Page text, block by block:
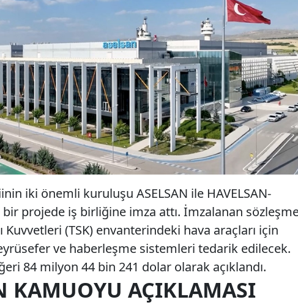
iki önemli kuruluşu ASELSAN ile HAVELSAN-
bir projede iş birliğine imza attı. İmzalanan
Kuvvetleri (TSK) envanterindeki hava araçları için
ve haberleşme sistemleri tedarik edilecek.
84 milyon 44 bin 241 dolar olarak açıklandı.
KAMUOYU AÇIKLAMASI